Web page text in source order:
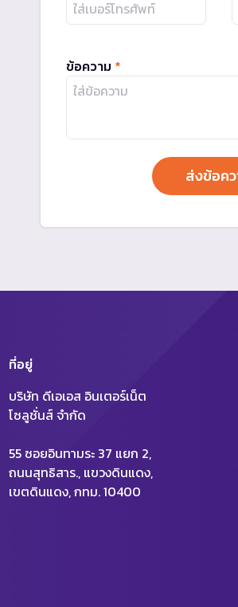
ข้อความ *
ที่อยู่
บริษัท ดีเอเอส อินเตอร์เน็ต
โซลูชั่นส์ จำกัด
55 ซอยอินทามระ 37 แยก 2,
ถนนสุทธิสาร., แขวงดินแดง,
เขตดินแดง, กทม. 10400